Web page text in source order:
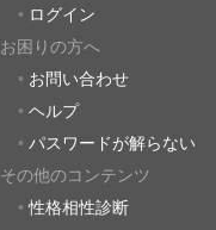
ログイン
お困りの方へ
お問い合わせ
ヘルプ
パスワードが解らない
その他のコンテンツ
性格相性診断